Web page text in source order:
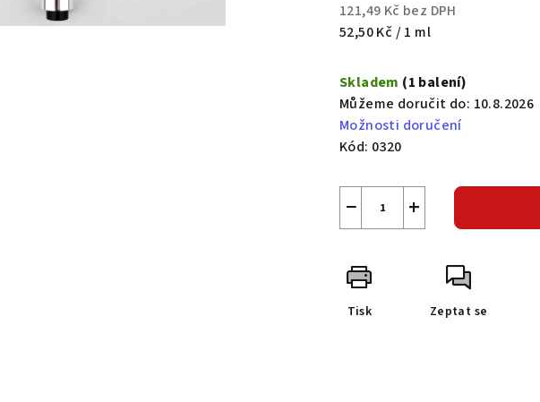
121,49 Kč bez DPH
Měrná
52,50 Kč / 1 ml
Skladem (1 balení)
Můžeme doručit do: 10.8.2026
Možnosti doručení
Kód: 0320
+
−
Tisk Zeptat se